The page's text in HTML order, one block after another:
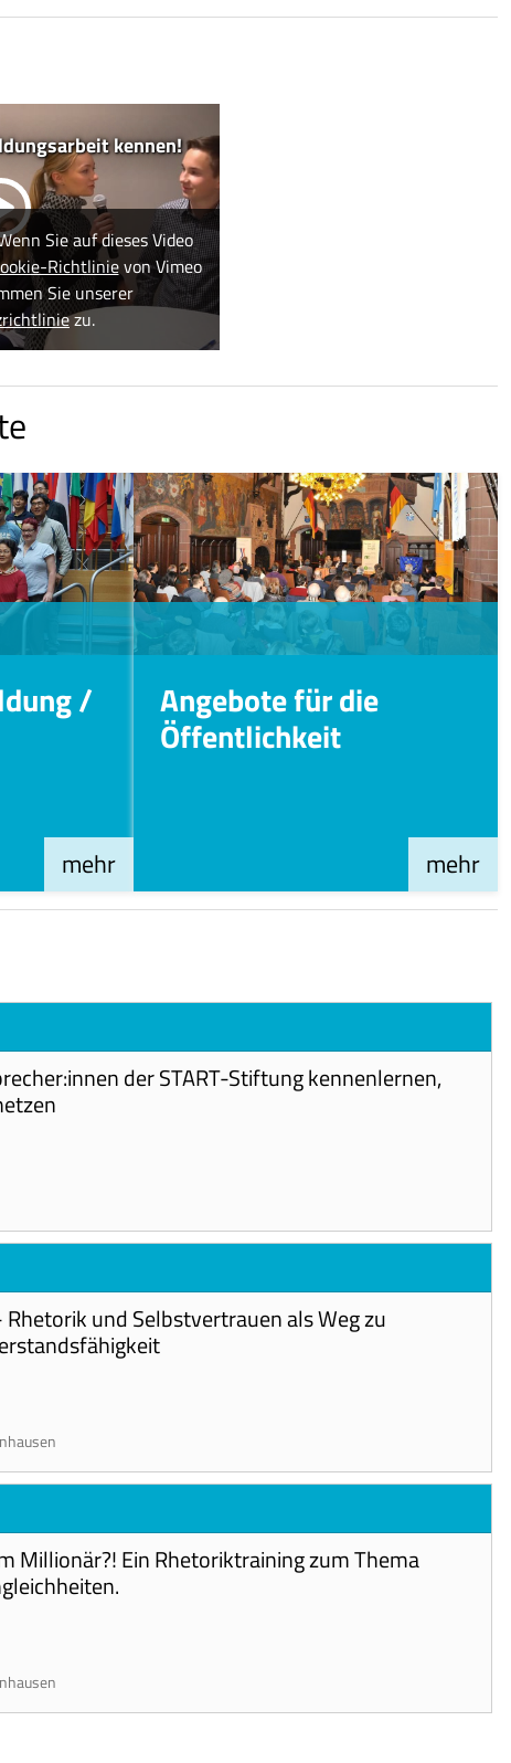
kennen!
Sie auf dieses Video
Richtlinievon Vimeo
Sie unserer
zu.
/
mehr
Angebote für die
Öffentlichkeit
mehr
der START-Stiftung kennenlernen,
und Selbstvertrauen als Weg zu
Millionär?! Ein Rhetoriktraining zum Thema